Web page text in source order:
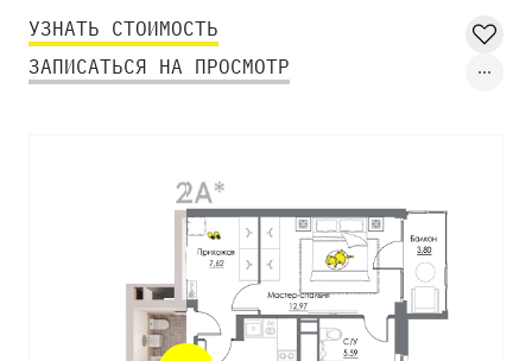
УЗНАТЬ СТОИМОСТЬ
ЗАПИСАТЬСЯ НА ПРОСМОТР